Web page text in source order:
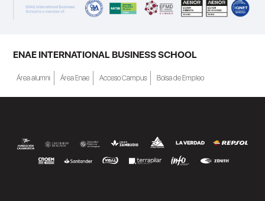
ENAE INTERNATIONAL BUSINESS SCHOOL
Área alumni Área Enae Acceso Campus Bolsa de Empleo